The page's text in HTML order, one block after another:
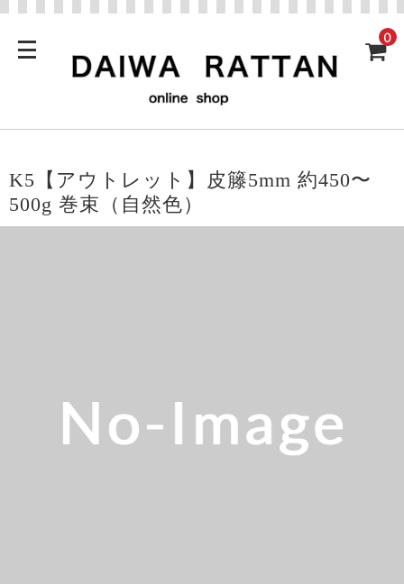
0
K5【アウトレット】皮籐5mm 約450〜
500g 巻束（自然色）